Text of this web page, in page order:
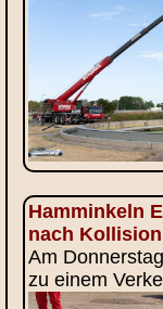
Hamminkeln
nach
Am
zu einem